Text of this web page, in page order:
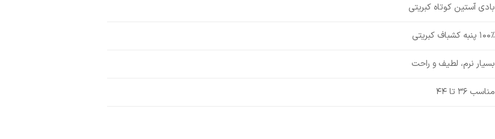
بادی آستین کوتاه کبریتی
۱۰۰٪ پنبه کشباف کبریتی
بسیار نرم، لطیف و راحت
مناسب ۳۶ تا ۴۴